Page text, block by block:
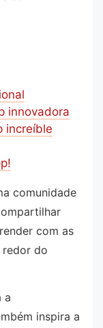
innovadora
increíble
comunidade
com as
redor do
a
inspira a